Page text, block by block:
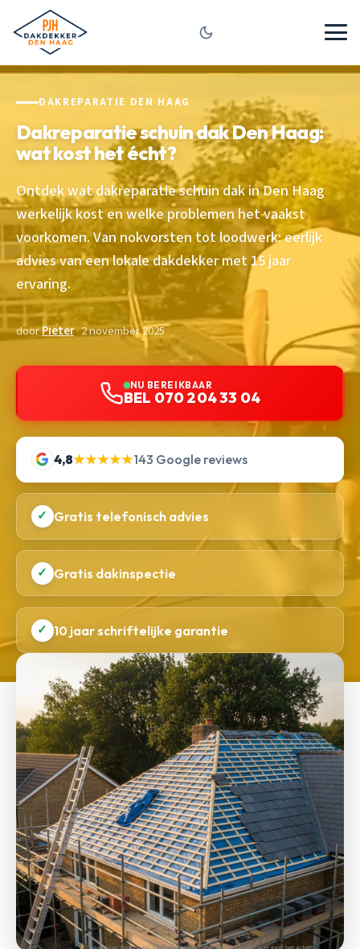
DAKREPARATIE DEN HAAG
Dakreparatie schuin dak Den Haag:
wat kost het écht?
Ontdek wat dakreparatie schuin dak in Den Haag
werkelijk kost en welke problemen het vaakst
voorkomen. Van nokvorsten tot loodwerk: eerlijk
advies van een lokale dakdekker met 15 jaar
ervaring.
doorPieter· 2 november 2025
NU BEREIKBAAR
BEL 070 204 33 04
4,8★★★★★143 Google reviews
✓ Gratis telefonisch advies
✓ Gratis dakinspectie
✓ 10 jaar schriftelijke garantie